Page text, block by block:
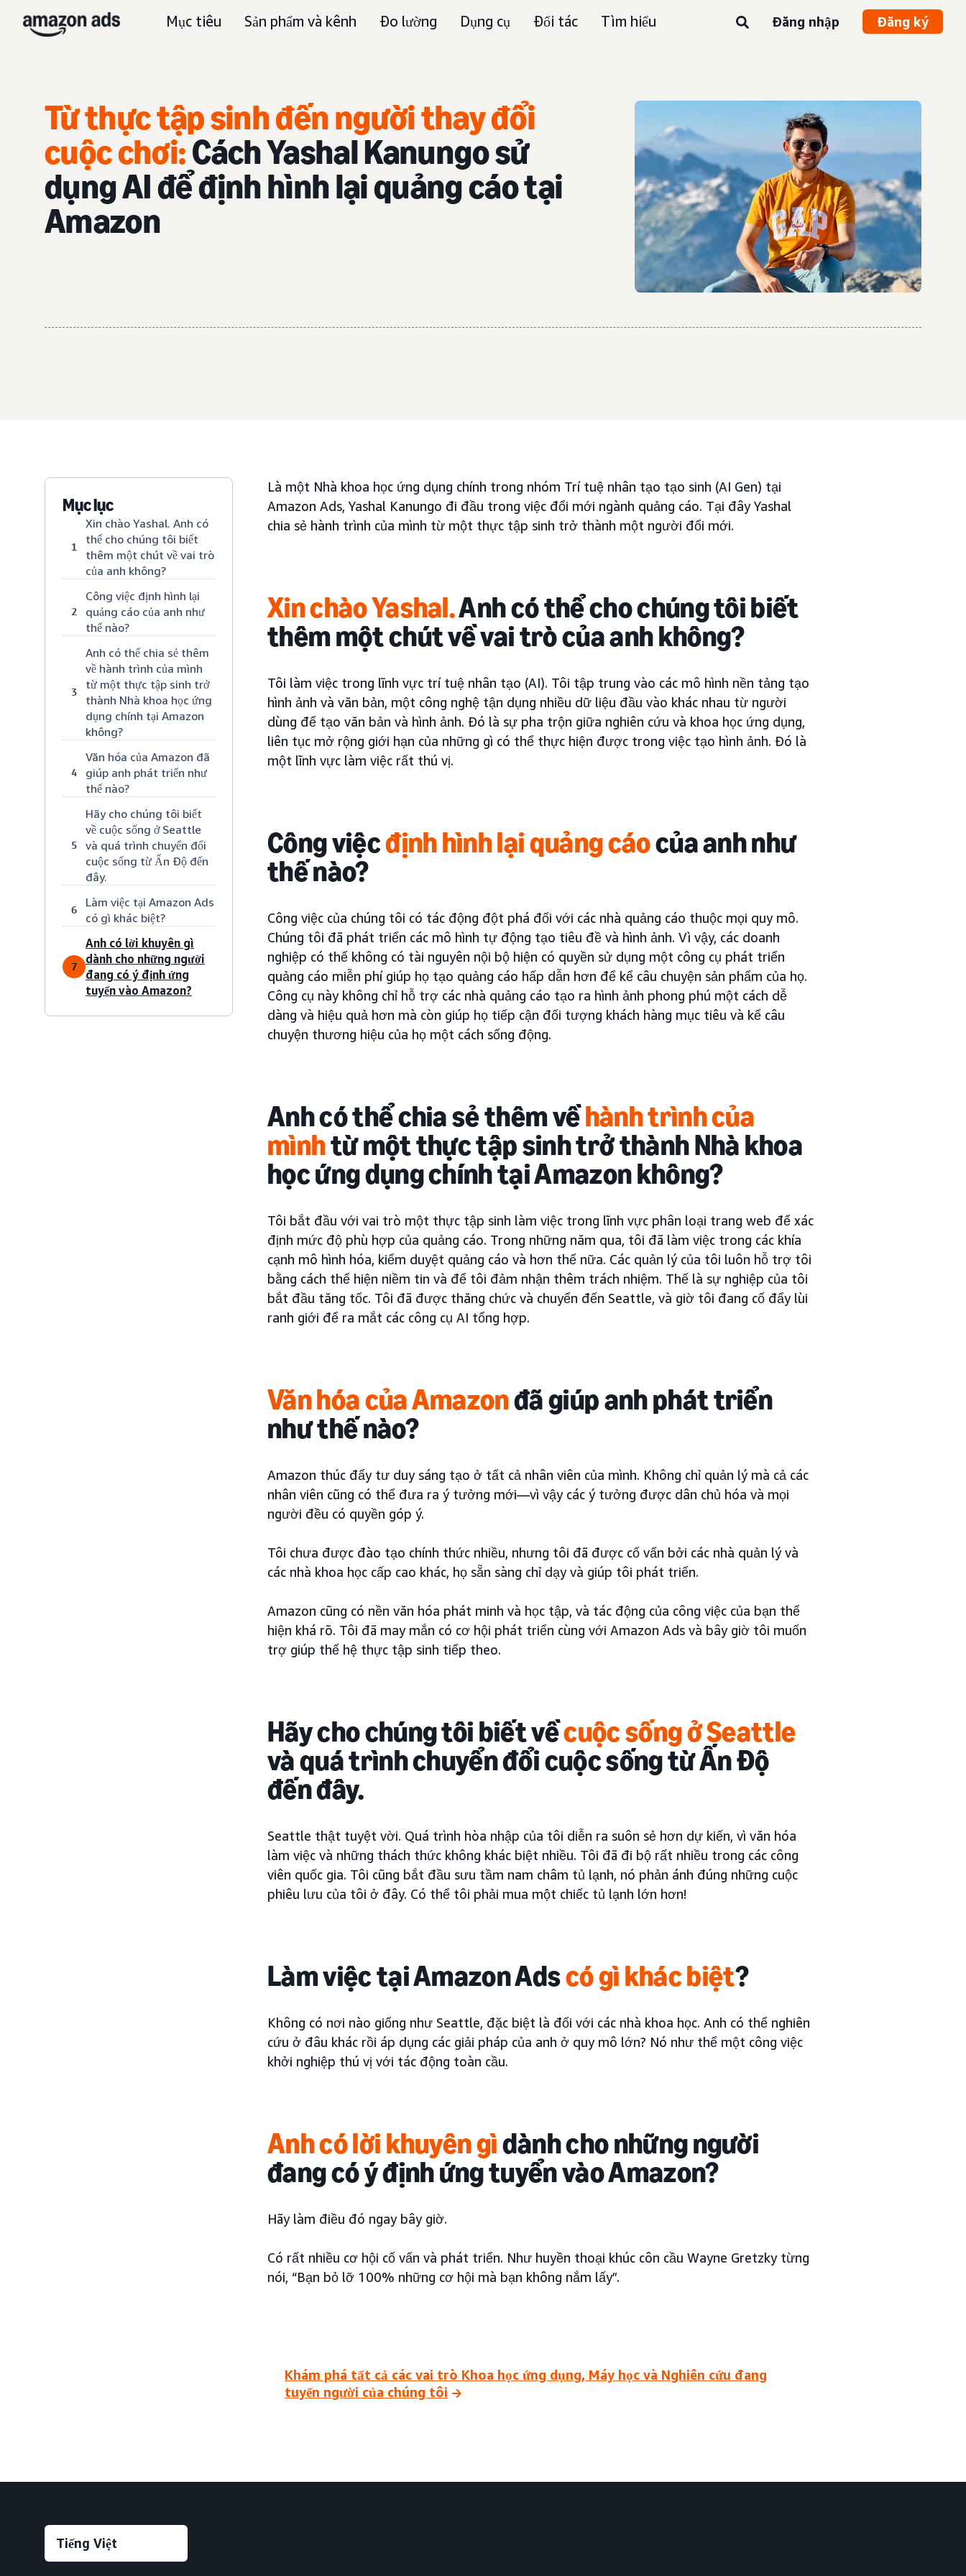
Mục tiêu Sản phẩm và kênh Đo lường Dụng cụ Đối tác Tìm hiểu Đăng nhập Đăng ký
Từ thực tập sinh đến người thay đổi
cuộc chơi:Cách Yashal Kanungo sử
dụng AI để định hình lại quảng cáo tại
Amazon
Mục lục
1
Xin chào Yashal. Anh có
thể cho chúng tôi biết
thêm một chút về vai trò
của anh không?
2
Công việc định hình lại
quảng cáo của anh như
thế nào?
3
Anh có thể chia sẻ thêm
về hành trình của mình
từ một thực tập sinh trở
thành Nhà khoa học ứng
dụng chính tại Amazon
không?
4
Văn hóa của Amazon đã
giúp anh phát triển như
thế nào?
5
Hãy cho chúng tôi biết
về cuộc sống ở Seattle
và quá trình chuyển đổi
cuộc sống từ Ấn Độ đến
đây.
6
Làm việc tại Amazon Ads
có gì khác biệt?
7
Anh có lời khuyên gì
dành cho những người
đang có ý định ứng
tuyển vào Amazon?
Là một Nhà khoa học ứng dụng chính trong nhóm Trí tuệ nhân tạo tạo sinh (AI Gen) tại
Amazon Ads, Yashal Kanungo đi đầu trong việc đổi mới ngành quảng cáo. Tại đây Yashal
chia sẻ hành trình của mình từ một thực tập sinh trở thành một người đổi mới.
Xin chào Yashal.Anh có thể cho chúng tôi biết
thêm một chút về vai trò của anh không?
Tôi làm việc trong lĩnh vực trí tuệ nhân tạo (AI). Tôi tập trung vào các mô hình nền tảng tạo
hình ảnh và văn bản, một công nghệ tận dụng nhiều dữ liệu đầu vào khác nhau từ người
dùng để tạo văn bản và hình ảnh. Đó là sự pha trộn giữa nghiên cứu và khoa học ứng dụng,
liên tục mở rộng giới hạn của những gì có thể thực hiện được trong việc tạo hình ảnh. Đó là
một lĩnh vực làm việc rất thú vị.
Công việcđịnh hình lại quảng cáocủa anh như
thế nào?
Công việc của chúng tôi có tác động đột phá đối với các nhà quảng cáo thuộc mọi quy mô.
Chúng tôi đã phát triển các mô hình tự động tạo tiêu đề và hình ảnh. Vì vậy, các doanh
nghiệp có thể không có tài nguyên nội bộ hiện có quyền sử dụng một công cụ phát triển
quảng cáo miễn phí giúp họ tạo quảng cáo hấp dẫn hơn để kể câu chuyện sản phẩm của họ.
Công cụ này không chỉ hỗ trợ các nhà quảng cáo tạo ra hình ảnh phong phú một cách dễ
dàng và hiệu quả hơn mà còn giúp họ tiếp cận đối tượng khách hàng mục tiêu và kể câu
chuyện thương hiệu của họ một cách sống động.
Anh có thể chia sẻ thêm vềhành trình của
mìnhtừ một thực tập sinh trở thành Nhà khoa
học ứng dụng chính tại Amazon không?
Tôi bắt đầu với vai trò một thực tập sinh làm việc trong lĩnh vực phân loại trang web để xác
định mức độ phù hợp của quảng cáo. Trong những năm qua, tôi đã làm việc trong các khía
cạnh mô hình hóa, kiểm duyệt quảng cáo và hơn thế nữa. Các quản lý của tôi luôn hỗ trợ tôi
bằng cách thể hiện niềm tin và để tôi đảm nhận thêm trách nhiệm. Thế là sự nghiệp của tôi
bắt đầu tăng tốc. Tôi đã được thăng chức và chuyển đến Seattle, và giờ tôi đang cố đẩy lùi
ranh giới để ra mắt các công cụ AI tổng hợp.
Văn hóa của Amazonđã giúp anh phát triển
như thế nào?
Amazon thúc đẩy tư duy sáng tạo ở tất cả nhân viên của mình. Không chỉ quản lý mà cả các
nhân viên cũng có thể đưa ra ý tưởng mới—vì vậy các ý tưởng được dân chủ hóa và mọi
người đều có quyền góp ý.
Tôi chưa được đào tạo chính thức nhiều, nhưng tôi đã được cố vấn bởi các nhà quản lý và
các nhà khoa học cấp cao khác, họ sẵn sàng chỉ dạy và giúp tôi phát triển.
Amazon cũng có nền văn hóa phát minh và học tập, và tác động của công việc của bạn thể
hiện khá rõ. Tôi đã may mắn có cơ hội phát triển cùng với Amazon Ads và bây giờ tôi muốn
trợ giúp thế hệ thực tập sinh tiếp theo.
Hãy cho chúng tôi biết vềcuộc sống ở Seattle
và quá trình chuyển đổi cuộc sống từ Ấn Độ
đến đây.
Seattle thật tuyệt vời. Quá trình hòa nhập của tôi diễn ra suôn sẻ hơn dự kiến, vì văn hóa
làm việc và những thách thức không khác biệt nhiều. Tôi đã đi bộ rất nhiều trong các công
viên quốc gia. Tôi cũng bắt đầu sưu tầm nam châm tủ lạnh, nó phản ánh đúng những cuộc
phiêu lưu của tôi ở đây. Có thể tôi phải mua một chiếc tủ lạnh lớn hơn!
Làm việc tại Amazon Adscó gì khác biệt?
Không có nơi nào giống như Seattle, đặc biệt là đối với các nhà khoa học. Anh có thể nghiên
cứu ở đâu khác rồi áp dụng các giải pháp của anh ở quy mô lớn? Nó như thể một công việc
khởi nghiệp thú vị với tác động toàn cầu.
Anh có lời khuyên gìdành cho những người
đang có ý định ứng tuyển vào Amazon?
Hãy làm điều đó ngay bây giờ.
Có rất nhiều cơ hội cố vấn và phát triển. Như huyền thoại khúc côn cầu Wayne Gretzky từng
nói, “Bạn bỏ lỡ 100% những cơ hội mà bạn không nắm lấy”.
Khám phá tất cả các vai trò Khoa học ứng dụng, Máy học và Nghiên cứu đang
tuyển người của chúng tôi